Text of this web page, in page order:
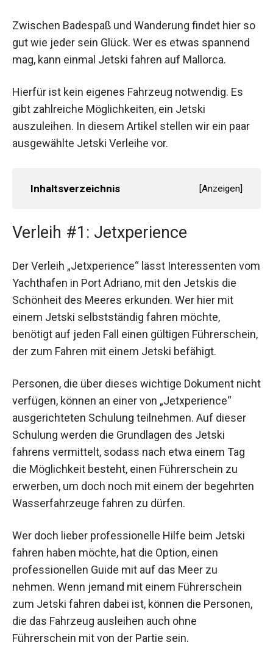
Zwischen Badespaß und Wanderung findet hier so
gut wie jeder sein Glück. Wer es etwas spannend
mag, kann einmal Jetski fahren auf Mallorca.
Hierfür ist kein eigenes Fahrzeug notwendig. Es
gibt zahlreiche Möglichkeiten, ein Jetski
auszuleihen. In diesem Artikel stellen wir ein paar
ausgewählte Jetski Verleihe vor.
Inhaltsverzeichnis [Anzeigen]
Verleih #1: Jetxperience
Der Verleih „Jetxperience“ lässt Interessenten vom
Yachthafen in Port Adriano, mit den Jetskis die
Schönheit des Meeres erkunden. Wer hier mit
einem Jetski selbstständig fahren möchte,
benötigt auf jeden Fall einen gültigen Führerschein,
der zum Fahren mit einem Jetski befähigt.
Personen, die über dieses wichtige Dokument nicht
verfügen, können an einer von „Jetxperience“
ausgerichteten Schulung teilnehmen. Auf dieser
Schulung werden die Grundlagen des Jetski
fahrens vermittelt, sodass nach etwa einem Tag
die Möglichkeit besteht, einen Führerschein zu
erwerben, um doch noch mit einem der begehrten
Wasserfahrzeuge fahren zu dürfen.
Wer doch lieber professionelle Hilfe beim Jetski
fahren haben möchte, hat die Option, einen
professionellen Guide mit auf das Meer zu
nehmen. Wenn jemand mit einem Führerschein
zum Jetski fahren dabei ist, können die Personen,
die das Fahrzeug ausleihen auch ohne
Führerschein mit von der Partie sein.